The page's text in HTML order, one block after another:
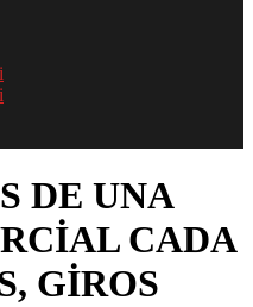
DE UNA
CADA
GIROS